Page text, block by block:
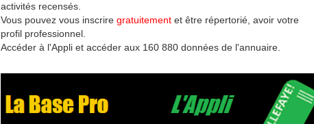
activités recensés.
Vous pouvez vous inscrire gratuitementet être répertorié, avoir votre
profil professionnel.
Accéder à l'Appli et accéder aux 160 880 données de l'annuaire.